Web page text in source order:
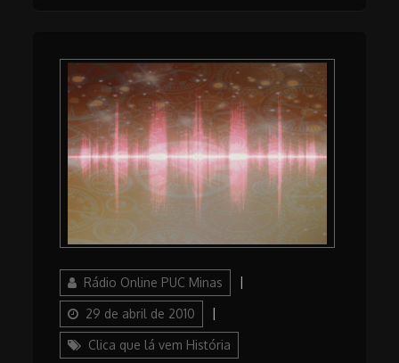
AuthorRádio Online PUC Minas
29 de abril de 2010
Clica que lá vem História